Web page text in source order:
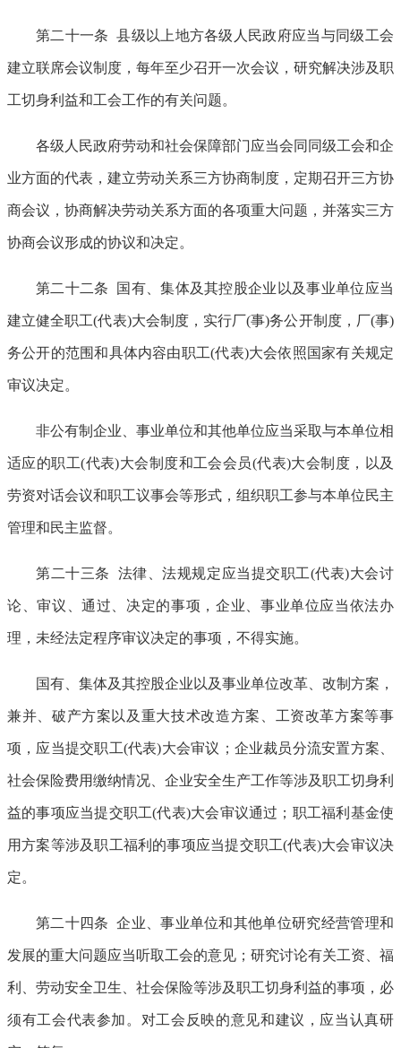
第二十一条 县级以上地方各级人民政府应当与同级工会
建立联席会议制度，每年至少召开一次会议，研究解决涉及职
工切身利益和工会工作的有关问题。
各级人民政府劳动和社会保障部门应当会同同级工会和企
业方面的代表，建立劳动关系三方协商制度，定期召开三方协
商会议，协商解决劳动关系方面的各项重大问题，并落实三方
协商会议形成的协议和决定。
第二十二条 国有、集体及其控股企业以及事业单位应当
建立健全职工(代表)大会制度，实行厂(事)务公开制度，厂(事)
务公开的范围和具体内容由职工(代表)大会依照国家有关规定
审议决定。
非公有制企业、事业单位和其他单位应当采取与本单位相
适应的职工(代表)大会制度和工会会员(代表)大会制度，以及
劳资对话会议和职工议事会等形式，组织职工参与本单位民主
管理和民主监督。
第二十三条 法律、法规规定应当提交职工(代表)大会讨
论、审议、通过、决定的事项，企业、事业单位应当依法办
理，未经法定程序审议决定的事项，不得实施。
国有、集体及其控股企业以及事业单位改革、改制方案，
兼并、破产方案以及重大技术改造方案、工资改革方案等事
项，应当提交职工(代表)大会审议；企业裁员分流安置方案、
社会保险费用缴纳情况、企业安全生产工作等涉及职工切身利
益的事项应当提交职工(代表)大会审议通过；职工福利基金使
用方案等涉及职工福利的事项应当提交职工(代表)大会审议决
定。
第二十四条 企业、事业单位和其他单位研究经营管理和
发展的重大问题应当听取工会的意见；研究讨论有关工资、福
利、劳动安全卫生、社会保险等涉及职工切身利益的事项，必
须有工会代表参加。对工会反映的意见和建议，应当认真研